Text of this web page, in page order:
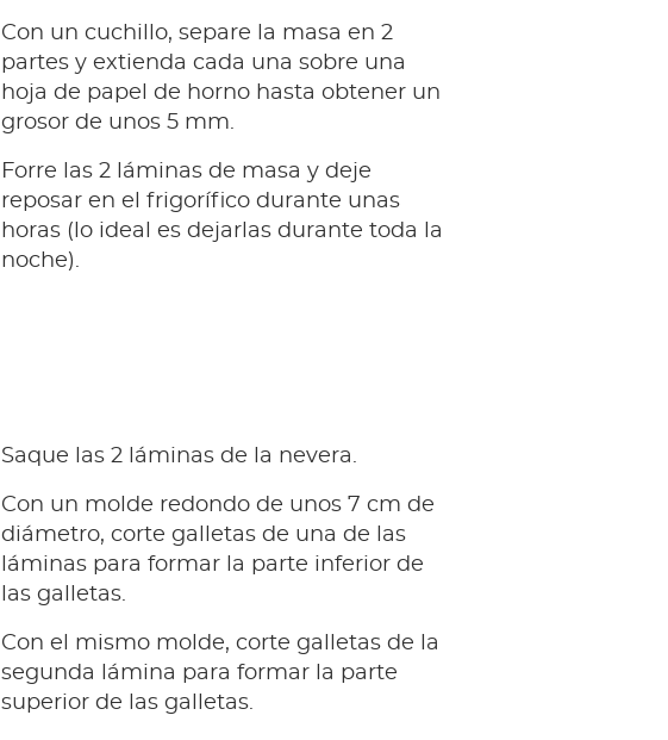
Con un cuchillo, separe la masa en 2
partes y extienda cada una sobre una
hoja de papel de horno hasta obtener un
grosor de unos 5 mm.
Forre las 2 láminas de masa y deje
reposar en el frigorífico durante unas
horas (lo ideal es dejarlas durante toda la
noche).
Saque las 2 láminas de la nevera.
Con un molde redondo de unos 7 cm de
diámetro, corte galletas de una de las
láminas para formar la parte inferior de
las galletas.
Con el mismo molde, corte galletas de la
segunda lámina para formar la parte
superior de las galletas.